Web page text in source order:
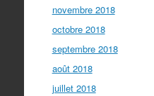
novembre 2018
octobre 2018
septembre 2018
août 2018
juillet 2018